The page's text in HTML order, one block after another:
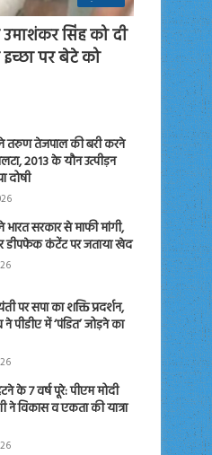
सिंह को दी
इच्छा पर बेटे को
ने तरुण तेजपाल की बरी करने
2013 के यौन उत्पीड़न
दोषी
भारत सरकार से माफी मांगी,
कंटेंट पर जताया खेद
पर सपा का शक्ति प्रदर्शन,
में ‘पंडित’ जोड़ने का
के 7 वर्ष पूरे: पीएम मोदी
ने विकास व एकता की यात्रा